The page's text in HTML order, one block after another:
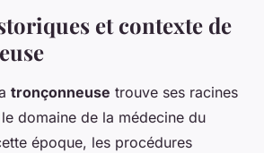
et contexte de
tronçonneuse trouve ses racines
domaine de la médecine du
époque, les procédures